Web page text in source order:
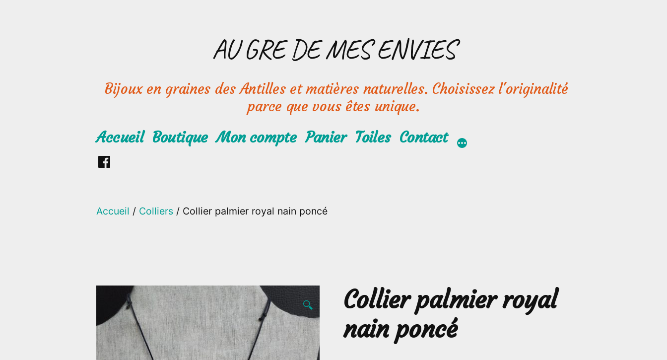
AU GRE DE MES ENVIES
Bijoux en graines des Antilles et matières naturelles. Choisissez l'originalité
parce que vous êtes unique.
Accueil Boutique Mon compte Panier Toiles Contact
Retrouvez
Accueil / Colliers / Collier palmier royal nain poncé
🔍
Collier palmier royal
nain poncé